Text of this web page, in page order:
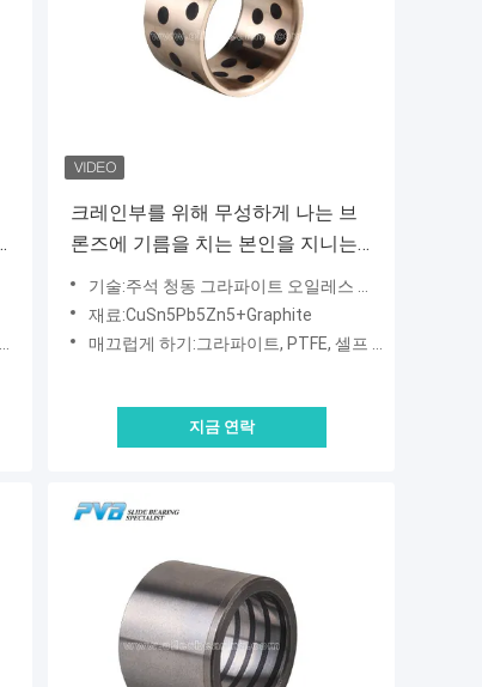
크레인부를 위해 무성하게 나는 브
론즈에 기름을 치는 본인을 지니는
주석 흑연 청동
기술:주석 청동 그라파이트 오일레스 부싱 태도
재료:CuSn5Pb5Zn5+Graphite
매끄럽게 하기:그라파이트, PTFE, 셀프 급유
지금 연락